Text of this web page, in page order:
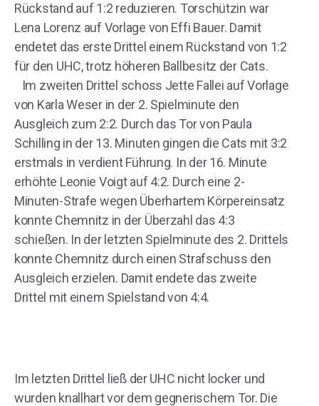
Rückstand auf 1:2 reduzieren. Torschützin war
Lena Lorenz auf Vorlage von Effi Bauer. Damit
endetet das erste Drittel einem Rückstand von 1:2
für den UHC, trotz höheren Ballbesitz der Cats.
Im zweiten Drittel schoss Jette Fallei auf Vorlage
von Karla Weser in der 2. Spielminute den
Ausgleich zum 2:2. Durch das Tor von Paula
Schilling in der 13. Minuten gingen die Cats mit 3:2
erstmals in verdient Führung. In der 16. Minute
erhöhte Leonie Voigt auf 4:2. Durch eine 2-
Minuten-Strafe wegen Überhartem Körpereinsatz
konnte Chemnitz in der Überzahl das 4:3
schießen. In der letzten Spielminute des 2. Drittels
konnte Chemnitz durch einen Strafschuss den
Ausgleich erzielen. Damit endete das zweite
Drittel mit einem Spielstand von 4:4.
Im letzten Drittel ließ der UHC nicht locker und
wurden knallhart vor dem gegnerischem Tor. Die